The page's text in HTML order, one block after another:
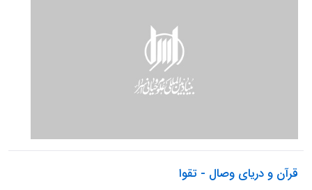
قرآن و دریای وصال - تقوا